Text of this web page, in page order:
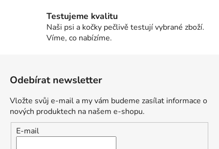
Testujeme kvalitu
Naši psi a kočky pečlivě testují vybrané zboží.
Víme, co nabízíme.
Odebírat newsletter
Vložte svůj e-mail a my vám budeme zasílat informace o
nových produktech na našem e-shopu.
E-mail